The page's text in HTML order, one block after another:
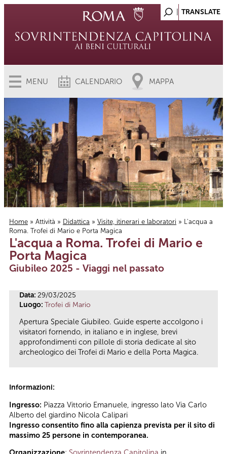
MENU CALENDARIO MAPPA
Tu sei qui
Home » Attività » Didattica » Visite, itinerari e laboratori » L'acqua a
Roma. Trofei di Mario e Porta Magica
L'acqua a Roma. Trofei di Mario e
Porta Magica
Giubileo 2025 - Viaggi nel passato
Data: 29/03/2025
Luogo: Trofei di Mario
Apertura Speciale Giubileo. Guide esperte accolgono i
visitatori fornendo, in italiano e in inglese, brevi
approfondimenti con pillole di storia dedicate al sito
archeologico dei Trofei di Mario e della Porta Magica.
Informazioni:
Ingresso: Piazza Vittorio Emanuele, ingresso lato Via Carlo
Alberto del giardino Nicola Calipari
Ingresso consentito fino alla capienza prevista per il sito di
massimo 25 persone in contemporanea.